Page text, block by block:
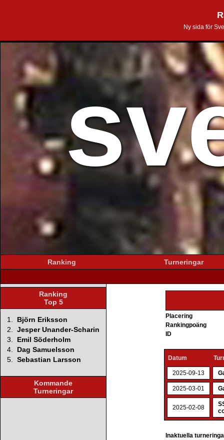
Ny sida för
Ranking Turneringar
Ranking
Top 5
1.
Björn Eriksson
2. Jesper Unander-Scharin
3.
Emil Söderholm
4.
Dag Samuelsson
5. Sebastian Larsson
Kommande
Turneringar
Placering
Rankingpoäng
ID
Datum
2025-09-13
2025-03-01
2025-02-08
Inaktuella